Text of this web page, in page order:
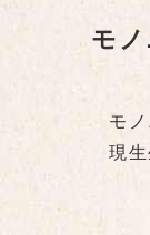
モ
モ
現